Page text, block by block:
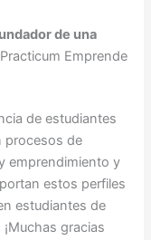
de una
Emprende
de estudiantes
procesos de
emprendimiento y
estos perfiles
estudiantes de
gracias